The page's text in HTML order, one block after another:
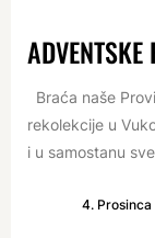
ADVENTSKE
Braća naše
rekolekcije u
i u samostanu
4. Prosinca